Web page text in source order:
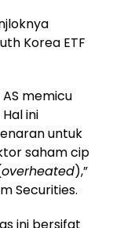
Korea ETF
memicu
ini
untuk
saham cip
overheated),”
Securities.